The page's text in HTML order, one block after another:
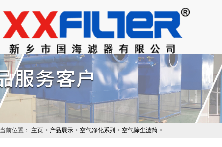
当前位置： 主页 > 产品展示 > 空气净化系列 > 空气除尘滤筒 >